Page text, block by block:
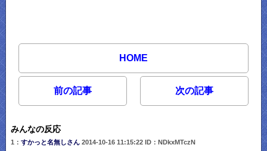
HOME
前の記事 次の記事
みんなの反応
1： すかっと名無しさん 2014-10-16 11:15:22 ID：NDkxMTczN